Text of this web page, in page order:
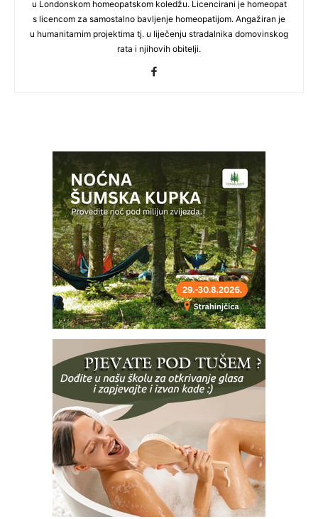
u Londonskom homeopatskom koledžu. Licencirani je homeopat
s licencom za samostalno bavljenje homeopatijom. Angažiran je
u humanitarnim projektima tj. u liječenju stradalnika domovinskog
rata i njihovih obitelji.